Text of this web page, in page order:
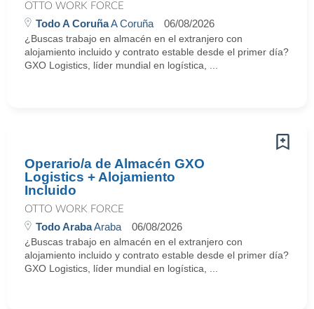
OTTO WORK FORCE
Todo A CoruñaA Coruña 06/08/2026
¿Buscas trabajo en almacén en el extranjero con
alojamiento incluido y contrato estable desde el primer día?
GXO Logistics, líder mundial en logística, ...
Operario/a de Almacén GXO
Logistics + Alojamiento
Incluido
OTTO WORK FORCE
Todo ArabaAraba 06/08/2026
¿Buscas trabajo en almacén en el extranjero con
alojamiento incluido y contrato estable desde el primer día?
GXO Logistics, líder mundial en logística, ...